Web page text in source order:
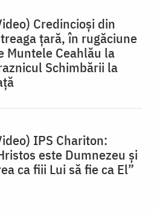
Credincioși din
țară, în rugăciune
Muntele Ceahlău la
Schimbării la
IPS Chariton:
este Dumnezeu și
ca fiii Lui să fie ca El”